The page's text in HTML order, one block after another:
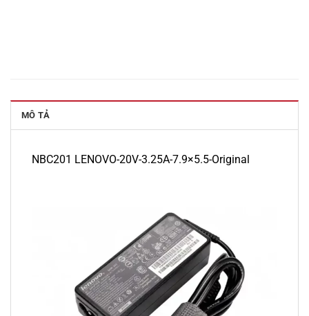
MÔ TẢ
NBC201 LENOVO-20V-3.25A-7.9×5.5-Original